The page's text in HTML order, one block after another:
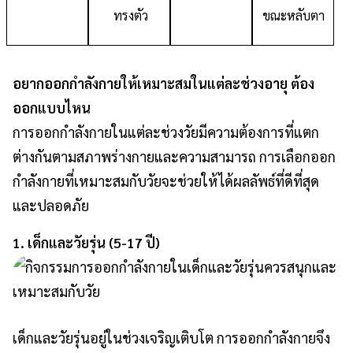
ทรงตัว ขณะหลับตา
อยากออกกำลังกายให้เหมาะสมในแต่ละช่วงอายุ ต้อง
ออกแบบไหน
การออกกำลังกายในแต่ละช่วงวัยมีความต้องการที่แตก
ต่างกันตามสภาพร่างกายและความสามารถ การเลือกออก
กำลังกายที่เหมาะสมกับวัยจะช่วยให้ได้ผลลัพธ์ที่ดีที่สุด
และปลอดภัย
1. เด็กและวัยรุ่น (5-17 ปี)
เด็กและวัยรุ่นอยู่ในช่วงเจริญเติบโต การออกกำลังกายจึง